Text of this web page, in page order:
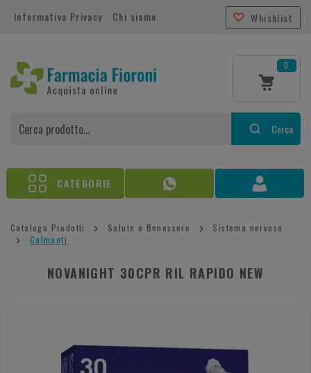
Informativa Privacy Chi siamo Whishlist
0
Cerca
CATEGORIE
Catalogo Prodotti Salute e Benessere
Sistema nervoso
Calmanti
NOVANIGHT 30CPR RIL RAPIDO NEW